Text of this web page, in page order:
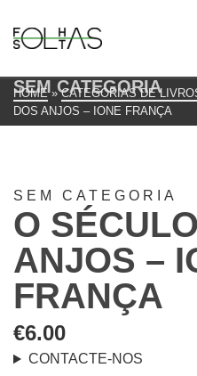
SEM CATEGORIA
HOME » CATEGORIAS DE
DOS ANJOS – IONE FRANÇA
SEM CATEGORIA
O
ANJOS –
FRANÇA
€6.00
CONTACTE-NOS